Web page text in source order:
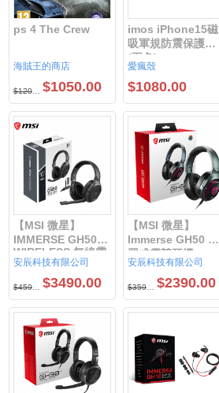
ps 4 The Crew
海賊王的商店
$1200.00 $1050.00
imos iPhone15磁
吸軍規防震保護殼
(五色)
愛瘋殼
$1080.00
【MSI 微星】
IMMERSE GH50
WIRELESS 無線電
競耳機
安辰科技有限公司
$3490.00
【MSI 微星】
Immerse GH50 耳
罩式電競耳機
安辰科技有限公司
$3590.00 $2390.00